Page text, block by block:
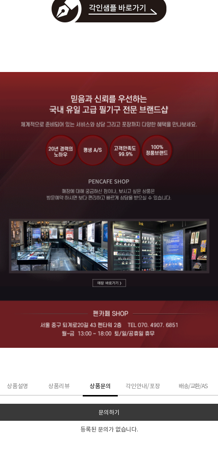
상품설명 상품리뷰 상품문의 각인안내/포장 배송/교환/AS
문의하기
등록된 문의가 없습니다.